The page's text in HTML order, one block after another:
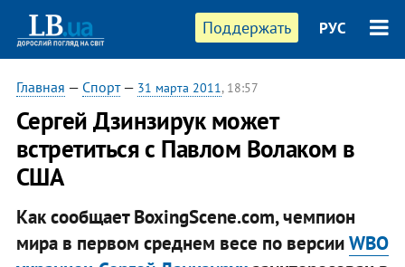
Поддержать РУС
Главная — Спорт— 31 марта 2011, 18:57
Сергей Дзинзирук может
встретиться с Павлом Волаком в
США
Как сообщает BoxingScene.com, чемпион
мира в первом среднем весе по версииWBO